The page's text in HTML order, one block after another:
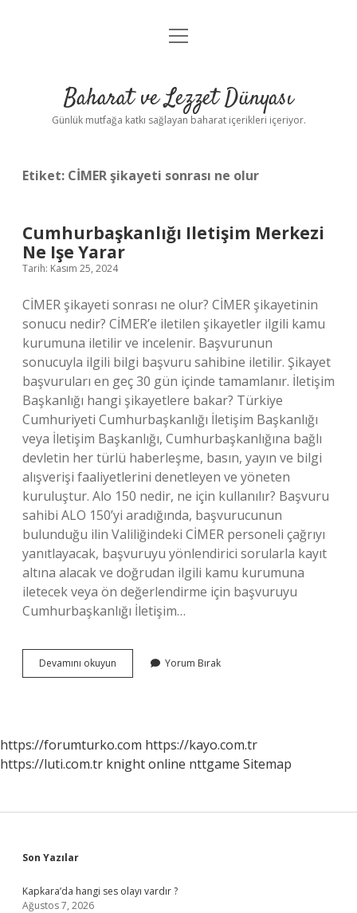
Anasayfa
Yasal Uyarı
menüyü
Baharat ve Lezzet Dünyası
Günlük mutfağa katkı sağlayan baharat içerikleri içeriyor.
Etiket: CİMER şikayeti sonrası ne olur
Cumhurbaşkanlığı Iletişim Merkezi
Ne Işe Yarar
Tarih: Kasım 25, 2024
CİMER şikayeti sonrası ne olur? CİMER şikayetinin
sonucu nedir? CİMER’e iletilen şikayetler ilgili kamu
kurumuna iletilir ve incelenir. Başvurunun
sonucuyla ilgili bilgi başvuru sahibine iletilir. Şikayet
başvuruları en geç 30 gün içinde tamamlanır. İletişim
Başkanlığı hangi şikayetlere bakar? Türkiye
Cumhuriyeti Cumhurbaşkanlığı İletişim Başkanlığı
veya İletişim Başkanlığı, Cumhurbaşkanlığına bağlı
devletin her türlü haberleşme, basın, yayın ve bilgi
alışverişi faaliyetlerini denetleyen ve yöneten
kuruluştur. Alo 150 nedir, ne için kullanılır? Başvuru
sahibi ALO 150’yi aradığında, başvurucunun
bulunduğu ilin Valiliğindeki CİMER personeli çağrıyı
yanıtlayacak, başvuruyu yönlendirici sorularla kayıt
altına alacak ve doğrudan ilgili kamu kurumuna
iletecek veya ön değerlendirme için başvuruyu
Cumhurbaşkanlığı İletişim…
Devamını okuyun Cumhurbaşkanlığı
Iletişim
Yorum Bırak
https://forumturko.com https://kayo.com.tr
https://luti.com.tr knight online nttgame Sitemap
Sidebar
Son Yazılar
Kapkara’da hangi ses olayı vardır ?
Ağustos 7, 2026